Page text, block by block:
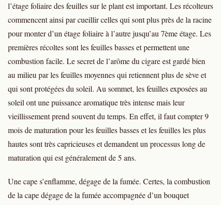
l’étage foliaire des feuilles sur le plant est important. Les récolteurs
commencent ainsi par cueillir celles qui sont plus près de la racine
pour monter d’un étage foliaire à l’autre jusqu’au 7ème étage. Les
premières récoltes sont les feuilles basses et permettent une
combustion facile. Le secret de l’arôme du cigare est gardé bien
au milieu par les feuilles moyennes qui retiennent plus de sève et
qui sont protégées du soleil. Au sommet, les feuilles exposées au
soleil ont une puissance aromatique très intense mais leur
vieillissement prend souvent du temps. En effet, il faut compter 9
mois de maturation pour les feuilles basses et les feuilles les plus
hautes sont très capricieuses et demandent un processus long de
maturation qui est généralement de 5 ans.
Une cape s’enflamme, dégage de la fumée. Certes, la combustion
de la cape dégage de la fumée accompagnée d’un bouquet